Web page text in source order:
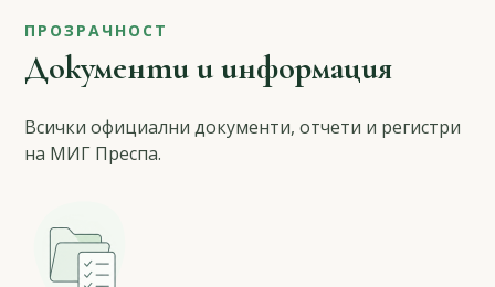
ПРОЗРАЧНОСТ
Документи и информация
Всички официални документи, отчети и регистри
на МИГ Преспа.